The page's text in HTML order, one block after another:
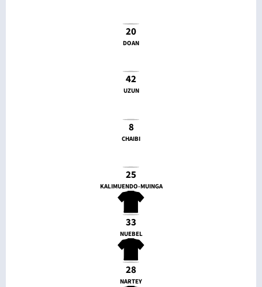
20
DOAN
42
UZUN
8
CHAIBI
25
KALIMUENDO-MUINGA
33
NUEBEL
28
NARTEY